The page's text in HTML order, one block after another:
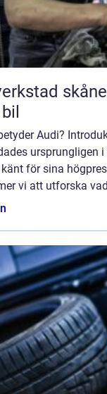
skåne så väljer du rätt verkstad för
Audi?
ursprungligen
för sina
vi att utforska